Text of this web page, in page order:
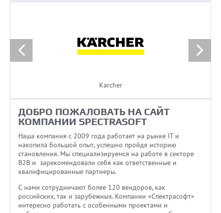
Karcher
ДОБРО ПОЖАЛОВАТЬ НА САЙТ
КОМПАНИИ SPECTRASOFT
Наша компания с 2009 года работает на рынке IT и
накопила большой опыт, успешно пройдя историю
становления. Мы специализируемся на работе в секторе
B2B и зарекомендовали себя как ответственные и
квалифицированные партнеры.
С нами сотрудничают более 120 вендоров, как
российских, так и зарубежных. Компании «‎Спектрасофт»‎
интересно работать с особенными проектами и